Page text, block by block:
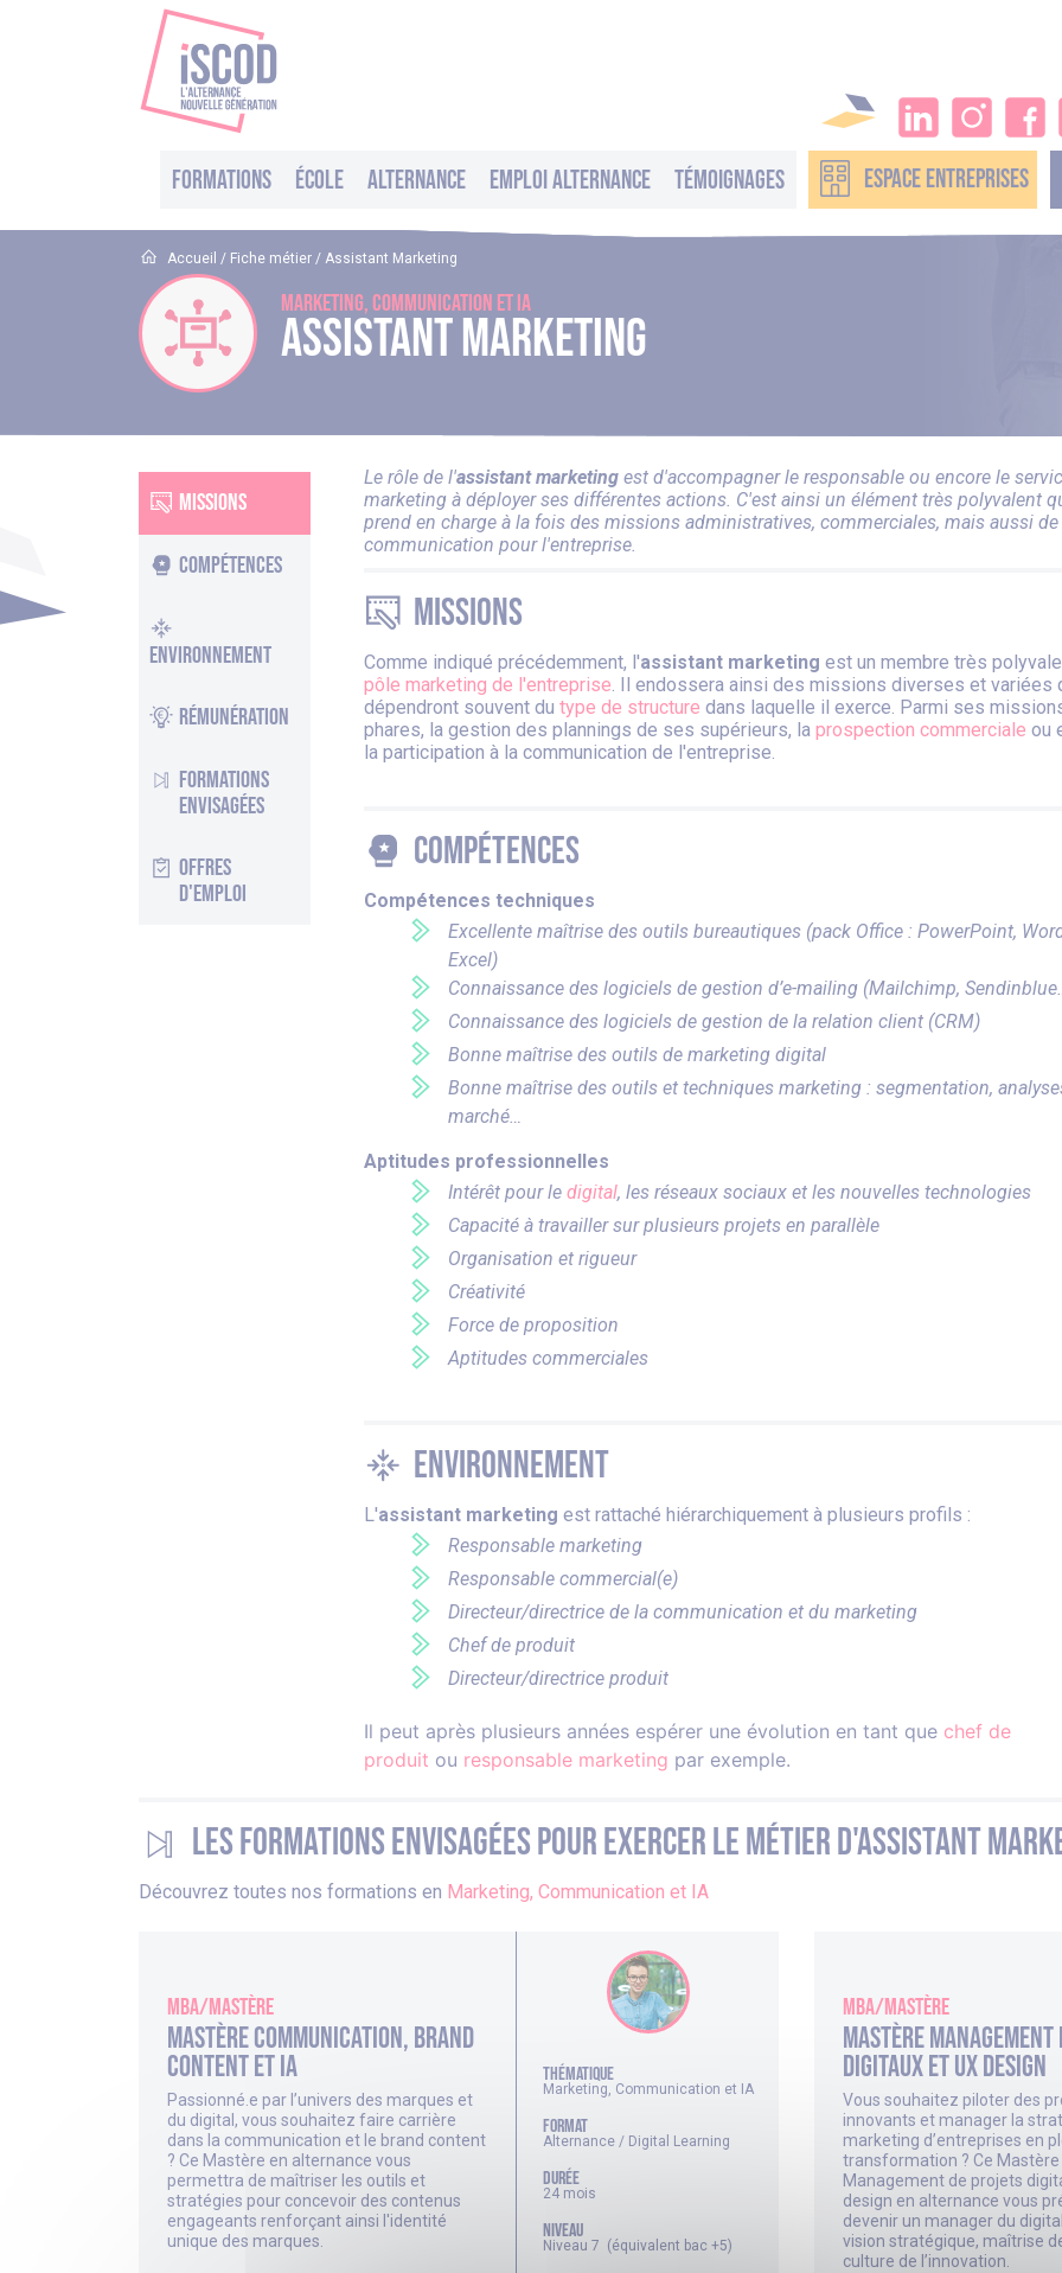
Formations École Alternance Emploi alternance Témoignages ESPACEENTREPRISES
Accueil / Fiche métier /Assistant Marketing
Marketing, Communication et IA
Assistant Marketing
Missions
Compétences
Environnement
Rémunération
Formations
envisagées
Offres
d'emploi
Le rôle de l'assistant marketing est d'accompagner le responsable ou encore le
marketing à déployer ses différentes actions. C'est ainsi un élément très polyvalent
prend en charge à la fois des missions administratives, commerciales, mais aussi de
communication pour l'entreprise.
Missions
Comme indiqué précédemment, l'assistant marketing est un membre très
pôle marketing de l'entreprise. Il endossera ainsi des missions diverses et variées
dépendront souvent du type de structure dans laquelle il exerce. Parmi ses
phares, la gestion des plannings de ses supérieurs, la prospection commerciale ou
la participation à la communication de l'entreprise.
Compétences
Compétences techniques
Excellente maîtrise des outils bureautiques (pack Office : PowerPoint,
Excel)
Connaissance des logiciels de gestion d’e-mailing (Mailchimp,
Connaissance des logiciels de gestion de la relation client (CRM)
Bonne maîtrise des outils de marketing digital
Bonne maîtrise des outils et techniques marketing : segmentation,
marché…
Aptitudes professionnelles
Intérêt pour le digital, les réseaux sociaux et les nouvelles technologies
Capacité à travailler sur plusieurs projets en parallèle
Organisation et rigueur
Créativité
Force de proposition
Aptitudes commerciales
Environnement
L'assistant marketing est rattaché hiérarchiquement à plusieurs profils :
Responsable marketing
Responsable commercial(e)
Directeur/directrice de la communication et du marketing
Chef de produit
Directeur/directrice produit
Il peut après plusieurs années espérer une évolution en tant que chef de
produit ou responsable marketing par exemple.
Les formations envisagées pour exercer le métier d'Assistant
Découvrez toutes nos formations en Marketing, Communication et IA
MBA/Mastère
Mastère Communication, Brand
Content et IA
Passionné.e par l’univers des marques et
du digital, vous souhaitez faire carrière
dans la communication et le brand content
? Ce Mastère en alternance vous
permettra de maîtriser les outils et
stratégies pour concevoir des contenus
engageants renforçant ainsi l'identité
unique des marques.
thématique
Marketing, Communication et IA
FORMAT
Alternance / Digital Learning
DURÉE
24 mois
NIVEAU
Niveau 7 (équivalent bac +5)
MBA/Mastère
Mastère
digitaux et UX design
Vous souhaitez piloter des
innovants et manager la
marketing d’entreprises en
transformation ? Ce Mastère
Management de projets
design en alternance vous
devenir un manager du
vision stratégique, maîtrise
culture de l’innovation.